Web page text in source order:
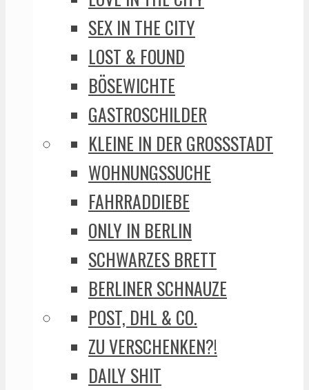
SEX IN THE CITY
LOST & FOUND
BÖSEWICHTE
GASTROSCHILDER
KLEINE IN DER GROSSSTADT
WOHNUNGSSUCHE
FAHRRADDIEBE
ONLY IN BERLIN
SCHWARZES BRETT
BERLINER SCHNAUZE
POST, DHL & CO.
ZU VERSCHENKEN?!
DAILY SHIT